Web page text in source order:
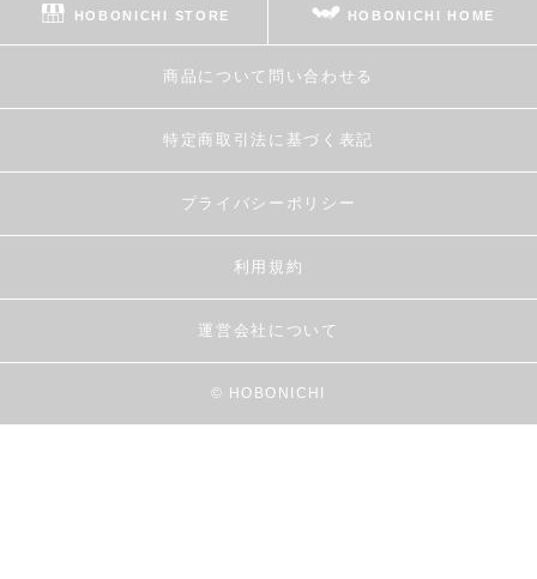
HOBONICHI STORE HOBONICHI HOME
商品について問い合わせる
特定商取引法に基づく表記
プライバシーポリシー
利用規約
運営会社について
© HOBONICHI